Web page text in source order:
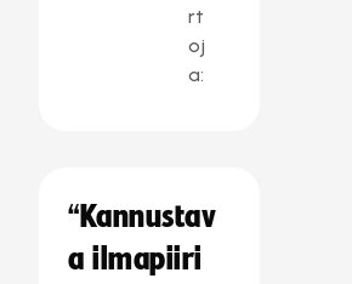
rt
oj
a:
“Kannustav
a ilmapiiri